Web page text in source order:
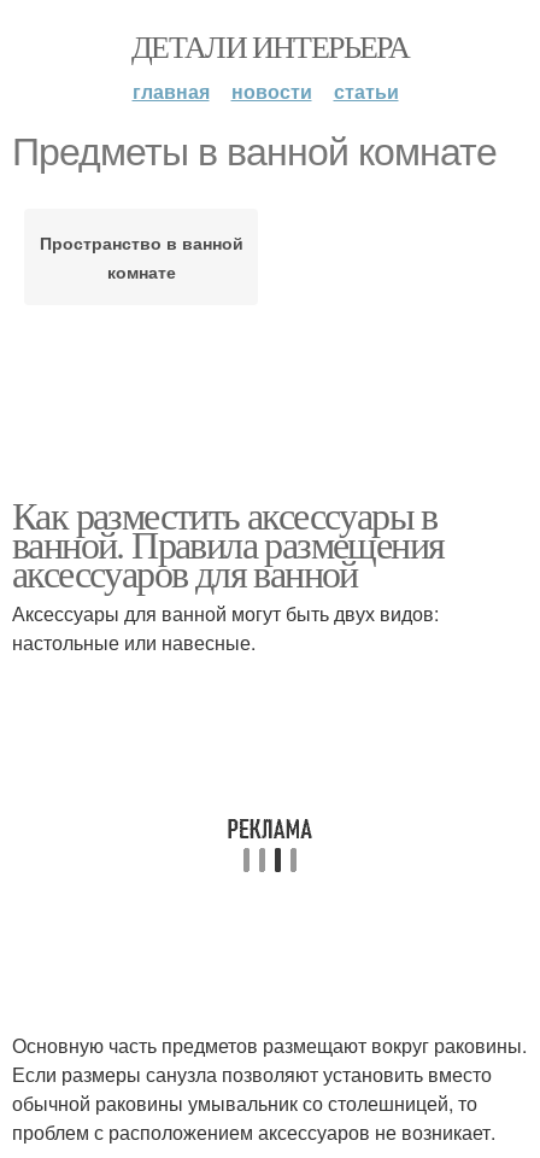
ДЕТАЛИ ИНТЕРЬЕРА
главная новости статьи
Предметы в ванной комнате
Пространство в ванной
комнате
Как разместить аксессуары в
ванной. Правила размещения
аксессуаров для ванной
Аксессуары для ванной могут быть двух видов:
настольные или навесные.
Основную часть предметов размещают вокруг раковины.
Если размеры санузла позволяют установить вместо
обычной раковины умывальник со столешницей, то
проблем с расположением аксессуаров не возникает.